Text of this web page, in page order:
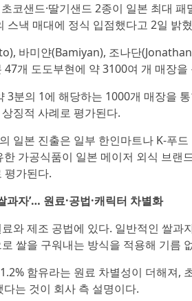
초코샌드·딸기샌드 2종이 일본 최
스낵 매대에 정식 입점했다고 2일 밝
바미얀(Bamiyan), 조나단
47개 도도부현에 약 3100여 개 매장
3분의 1에 해당하는 1000개 매장을
징적 사례로 평가된다.
일본 진출은 일부 한인마트나 K-푸
한 가공식품이 일본 메이저 외식 브
평가된다.
과자’… 원료·공법·캐릭터 차별화
와 제조 공법에 있다. 일반적인 쌀
쌀을 구워내는 방식을 적용해 기름
함유라는 원료 차별성이 더해져,
다는 것이 회사 측 설명이다.